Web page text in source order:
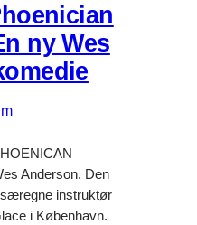
ny Wes
Anderson. Den
instruktør
i København.